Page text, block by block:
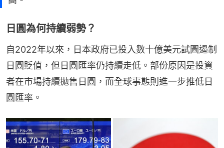
日圓為何持續弱勢？
自2022年以來，日本政府已投入數十億美元試圖遏制
日圓貶值，但日圓匯率仍持續走低。部份原因是投資
者在市場持續拋售日圓，而全球事態則進一步推低日
圓匯率。